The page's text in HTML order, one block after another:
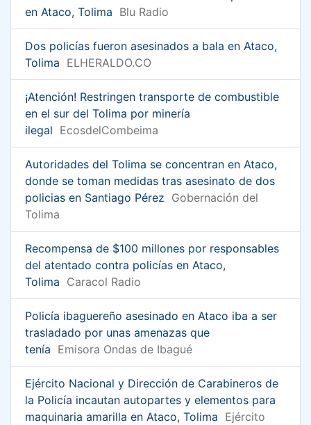
en Ataco, Tolima Blu Radio
Dos policías fueron asesinados a bala en Ataco,
Tolima ELHERALDO.CO
¡Atención! Restringen transporte de combustible
en el sur del Tolima por minería
ilegal EcosdelCombeima
Autoridades del Tolima se concentran en Ataco,
donde se toman medidas tras asesinato de dos
policias en Santiago Pérez Gobernación del
Tolima
Recompensa de $100 millones por responsables
del atentado contra policías en Ataco,
Tolima Caracol Radio
Policía ibaguereño asesinado en Ataco iba a ser
trasladado por unas amenazas que
tenía Emisora Ondas de Ibagué
Ejército Nacional y Dirección de Carabineros de
la Policía incautan autopartes y elementos para
maquinaria amarilla en Ataco, Tolima Ejército